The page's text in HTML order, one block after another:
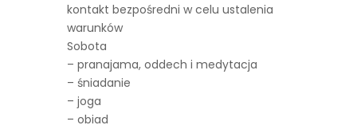
kontakt bezpośredni w celu ustalenia
warunków
Sobota
– pranajama, oddech i medytacja
– śniadanie
– joga
– obiad